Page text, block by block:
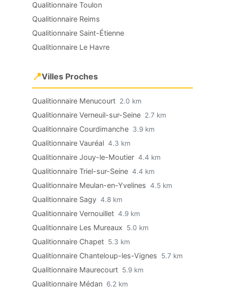
Qualitionnaire Toulon
Qualitionnaire Reims
Qualitionnaire Saint-Étienne
Qualitionnaire Le Havre
📍Villes Proches
Qualitionnaire Menucourt 2.0 km
Qualitionnaire Verneuil-sur-Seine 2.7 km
Qualitionnaire Courdimanche 3.9 km
Qualitionnaire Vauréal 4.3 km
Qualitionnaire Jouy-le-Moutier 4.4 km
Qualitionnaire Triel-sur-Seine 4.4 km
Qualitionnaire Meulan-en-Yvelines 4.5 km
Qualitionnaire Sagy 4.8 km
Qualitionnaire Vernouillet 4.9 km
Qualitionnaire Les Mureaux 5.0 km
Qualitionnaire Chapet 5.3 km
Qualitionnaire Chanteloup-les-Vignes 5.7 km
Qualitionnaire Maurecourt 5.9 km
Qualitionnaire Médan 6.2 km